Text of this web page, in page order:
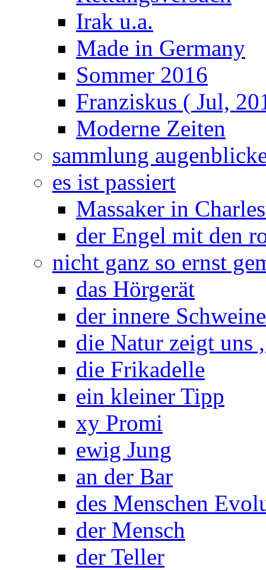
Irak u.a.
Made in Germany
Sommer 2016
Franziskus ( Jul,
Moderne Zeiten
sammlung
es ist passiert
Massaker in
der Engel mit den
nicht ganz so ernst
das Hörgerät
der innere
die Natur zeigt uns
die Frikadelle
ein kleiner Tipp
xy Promi
ewig Jung
an der Bar
des Menschen
der Mensch
der Teller